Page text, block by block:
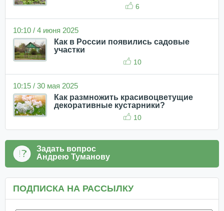
6
10:10 / 4 июня 2025
Как в России появились садовые
участки
10
10:15 / 30 мая 2025
Как размножить красивоцветущие
декоративные кустарники?
10
Задать вопрос
Андрею Туманову
ПОДПИСКА НА РАССЫЛКУ